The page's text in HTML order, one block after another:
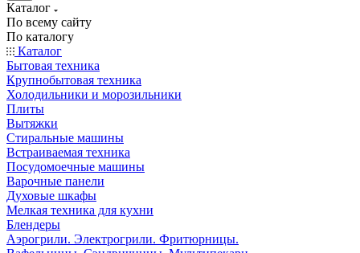
Каталог
По всему сайту
По каталогу
Каталог
Бытовая техника
Крупнобытовая техника
Холодильники и морозильники
Плиты
Вытяжки
Стиральные машины
Встраиваемая техника
Посудомоечные машины
Варочные панели
Духовые шкафы
Мелкая техника для кухни
Блендеры
Аэрогрили. Электрогрили. Фритюрницы.